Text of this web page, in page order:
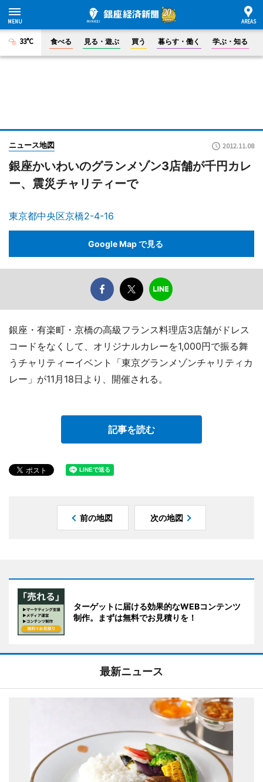
33°C 食べる 見る・遊ぶ 買う 暮らす・働く 学ぶ・知る
ニュース地図 2012.11.08
銀座かいわいのグランメゾン3店舗が千円カレ
ー、震災チャリティーで
東京都中央区京橋2-4-16
Google Map で見る
銀座・有楽町・京橋の高級フランス料理店3店舗がドレス
コードをなくして、オリジナルカレーを1,000円で振る舞
うチャリティーイベント「東京グランメゾンチャリティカ
レー」が11月18日より、開催される。
記事を読む
前の地図 次の地図
ターゲットに届ける効果的なWEBコンテンツ
制作。まずは無料でお見積りを！
最新ニュース